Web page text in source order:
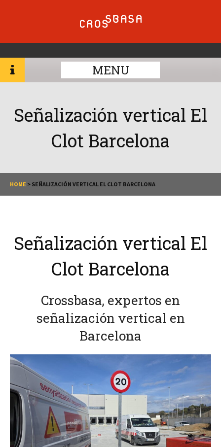
MENU
Señalización vertical El
Clot Barcelona
HOME > SEÑALIZACIÓN VERTICAL EL CLOT BARCELONA
Señalización vertical El
Clot Barcelona
Crossbasa, expertos en
señalización vertical en
Barcelona